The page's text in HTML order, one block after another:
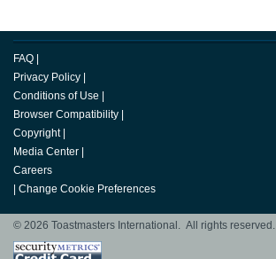
FAQ
Privacy Policy
Conditions of Use
Browser Compatibility
Copyright
Media Center
Careers
Change Cookie Preferences
© 2026 Toastmasters International. All rights reserved.